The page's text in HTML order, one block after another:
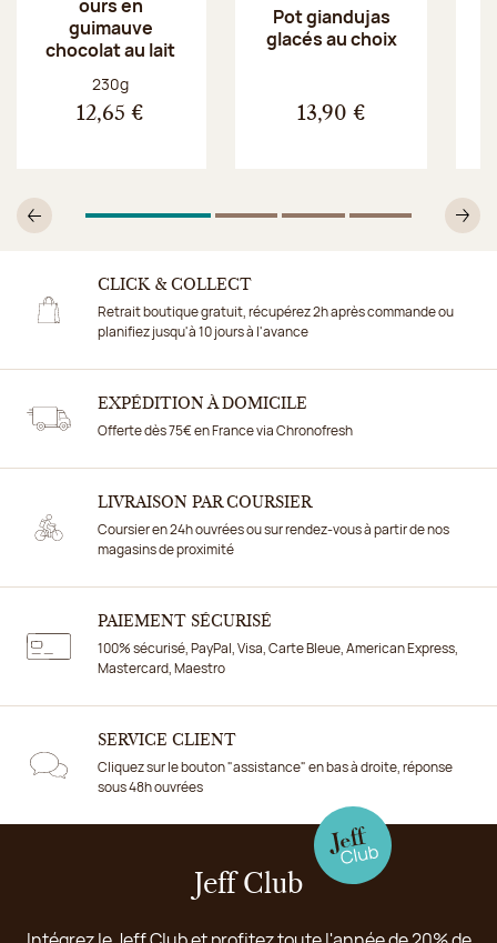
ours en
guimauve
chocolat au lait
Poids net :
230g
12,65 €
Pot giandujas
glacés au choix
13,90 €
Précédent
1Sur 4 2Sur 4
3Sur 4
4Sur 4
CLICK & COLLECT
Retrait boutique gratuit, récupérez 2h après commande ou
planifiez jusqu'à 10 jours à l'avance
EXPÉDITION À DOMICILE
Offerte dès 75€ en France via Chronofresh
LIVRAISON PAR COURSIER
Coursier en 24h ouvrées ou sur rendez-vous à partir de nos
magasins de proximité
PAIEMENT SÉCURISÉ
100% sécurisé, PayPal, Visa, Carte Bleue, American Express,
Mastercard, Maestro
SERVICE CLIENT
Cliquez sur le bouton "assistance" en bas à droite, réponse
sous 48h ouvrées
Jeff Club